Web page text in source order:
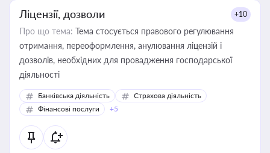
Ліцензії, дозволи +10
Про що тема: Тема стосується правового регулювання
отримання, переоформлення, анулювання ліцензій і
дозволів, необхідних для провадження господарської
діяльності
Банківська діяльність
Страхова діяльність
Фінансові послуги
+5